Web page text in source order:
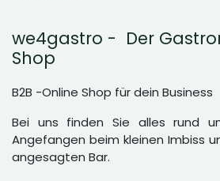
we4gastro - Der
Shop
B2B -Online Shop für dein Business
Bei uns finden Sie alles rund
Angefangen beim kleinen Imbiss
angesagten Bar.